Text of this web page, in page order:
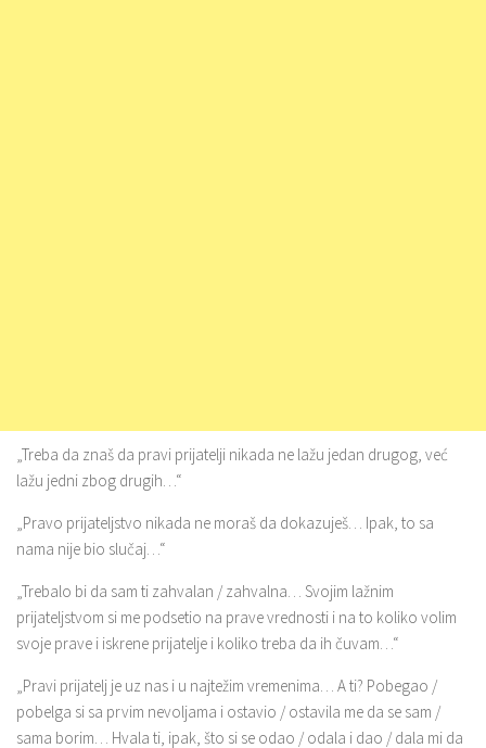
„Treba da znaš da pravi prijatelji nikada ne lažu jedan drugog, već
lažu jedni zbog drugih…“
„Pravo prijateljstvo nikada ne moraš da dokazuješ… Ipak, to sa
nama nije bio slučaj…“
„Trebalo bi da sam ti zahvalan / zahvalna… Svojim lažnim
prijateljstvom si me podsetio na prave vrednosti i na to koliko volim
svoje prave i iskrene prijatelje i koliko treba da ih čuvam…“
„Pravi prijatelj je uz nas i u najtežim vremenima… A ti? Pobegao /
pobelga si sa prvim nevoljama i ostavio / ostavila me da se sam /
sama borim… Hvala ti, ipak, što si se odao / odala i dao / dala mi da